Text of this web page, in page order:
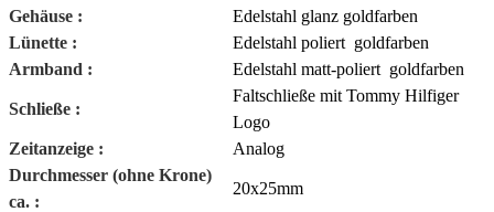
Gehäuse :
Edelstahl glanz goldfarben
Lünette :
Edelstahl poliert goldfarben
Armband :
Edelstahl matt-poliert goldfarben
Schließe :
Faltschließe mit Tommy Hilfiger
Logo
Zeitanzeige :
Analog
Durchmesser (ohne Krone)
ca. :
20x25mm